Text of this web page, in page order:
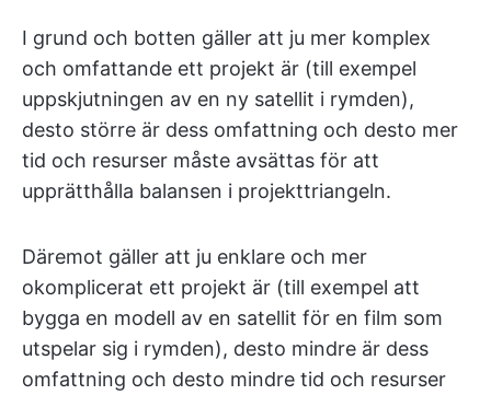
I grund och botten gäller att ju mer komplex
och omfattande ett projekt är (till exempel
uppskjutningen av en ny satellit i rymden),
desto större är dess omfattning och desto mer
tid och resurser måste avsättas för att
upprätthålla balansen i projekttriangeln.
Däremot gäller att ju enklare och mer
okomplicerat ett projekt är (till exempel att
bygga en modell av en satellit för en film som
utspelar sig i rymden), desto mindre är dess
omfattning och desto mindre tid och resurser